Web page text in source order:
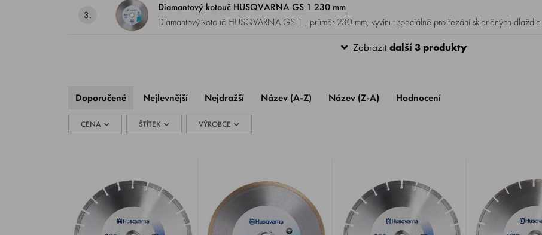
3.
Diamantový kotouč HUSQVARNA GS 1 230 mm
Diamantový kotouč HUSQVARNA GS 1 , průměr 230 mm, vyvinut speciálně pro řezání skleněných dlaždic.
Zobrazitdalší 3 produkty
Doporučené Nejlevnější Nejdražší Název (A-Z) Název (Z-A) Hodnocení
CENA ŠTÍTEK VÝROBCE